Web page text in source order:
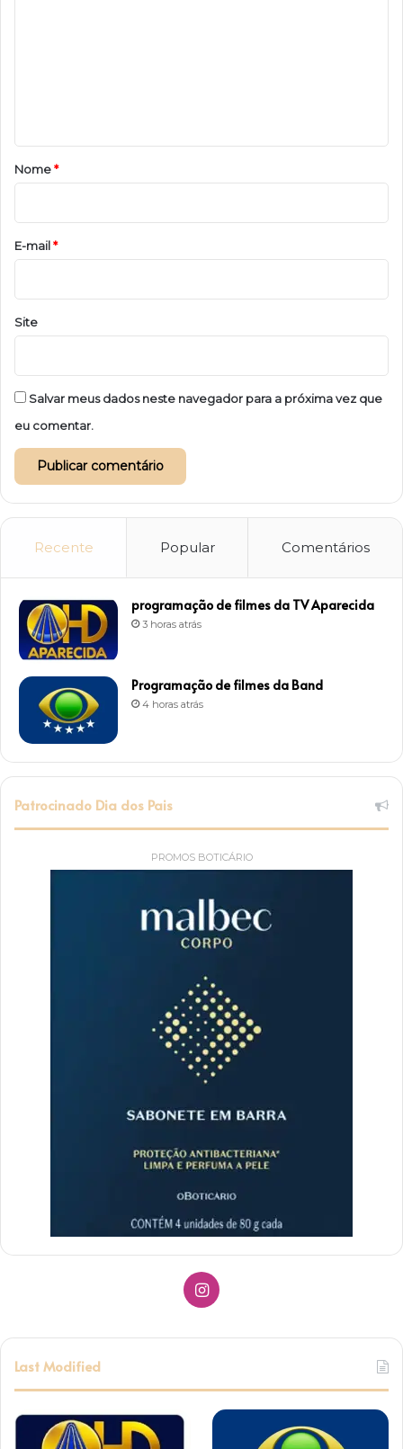
r
o
*
Nome*
E-mail*
Site
Salvar meus dados neste navegador para a próxima vez que
eu comentar.
Recente Popular Comentários
programação de filmes da TV Aparecida
3 horas atrás
Programação de filmes da Band
4 horas atrás
Patrocinado Dia dos Pais
PROMOS BOTICÁRIO
I
t
Last Modified